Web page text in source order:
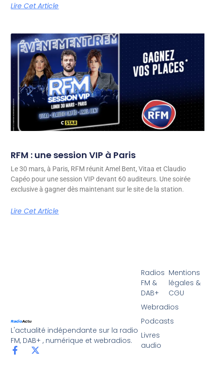
Lire Cet Article
RFM : une session VIP à Paris
Le 30 mars, à Paris, RFM réunit Amel Bent, Vitaa et Claudio
Capéo pour une session VIP devant 60 auditeurs. Une soirée
exclusive à gagner dès maintenant sur le site de la station.
Lire Cet Article
L'actualité indépendante sur la radio
FM, DAB+ , numérique et webradios.
Radios
FM &
DAB+
Webradios
Podcasts
Livres
audio
Mentions
légales &
CGU